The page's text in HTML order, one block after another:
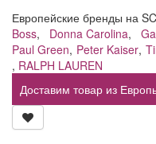
Европейские бренды на
Boss, Donna Carolina,
Paul Green, Peter Kaiser,
, RALPH LAUREN
Доставим товар из